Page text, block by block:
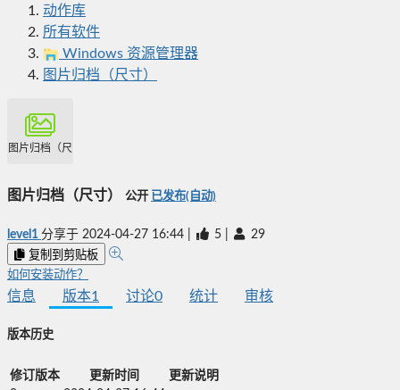
动作库
所有软件
Windows 资源管理器
图片归档（尺寸）
图片归档（尺寸）
图片归档（尺寸） 公开 已发布(自动)
level1 分享于 2024-04-27 16:44 5 29
复制到剪贴板
如何安装动作？
信息 版本1 讨论0 统计 审核
版本历史
修订版本 更新时间
更新说明